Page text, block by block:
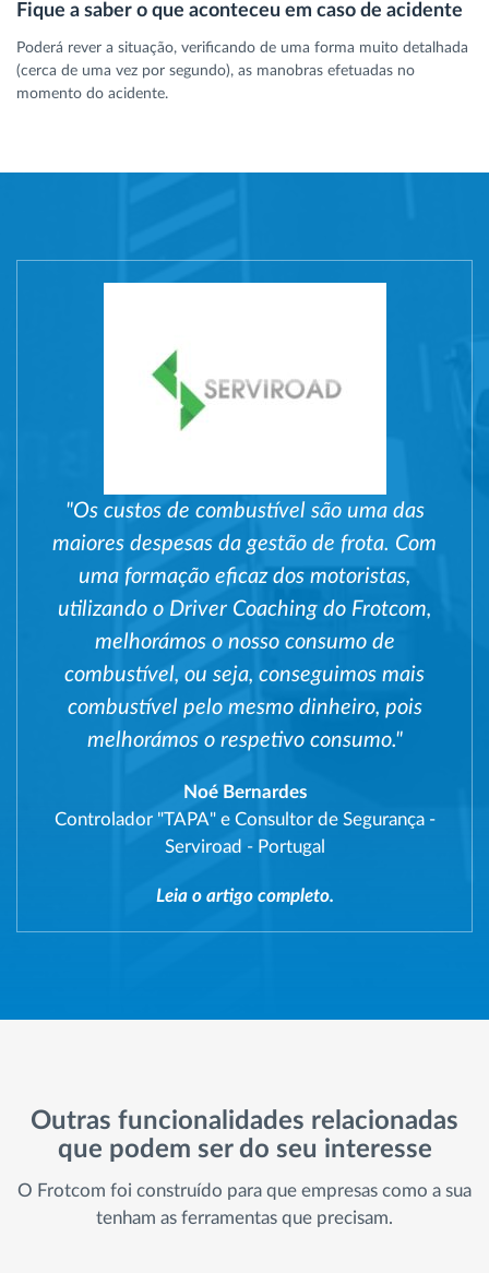
Fique a saber o que aconteceu em caso de acidente
Poderá rever a situação, verificando de uma forma muito detalhada
(cerca de uma vez por segundo), as manobras efetuadas no
momento do acidente.
"Os custos de combustível são uma das
maiores despesas da gestão de frota. Com
uma formação eficaz dos motoristas,
utilizando o Driver Coaching do Frotcom,
melhorámos o nosso consumo de
combustível, ou seja, conseguimos mais
combustível pelo mesmo dinheiro, pois
melhorámos o respetivo consumo."
Noé Bernardes
Controlador "TAPA" e Consultor de Segurança -
Serviroad - Portugal
Leia o artigo completo.
Outras funcionalidades relacionadas
que podem ser do seu interesse
O Frotcom foi construído para que empresas como a sua
tenham as ferramentas que precisam.